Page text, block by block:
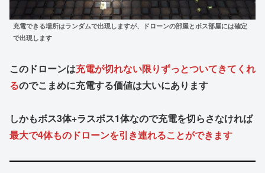
充電できる場所はランダムで出現しますが、ドローンの部屋とボス部屋には確定
で出現します
このドローンは充電が切れない限りずっとついてきてくれ
るのでこまめに充電する価値は大いにあります
しかもボス3体+ラスボス1体なので充電を切らさなければ
最大で4体ものドローンを引き連れることができます